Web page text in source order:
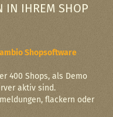
IN IHREM SHOP
Shopsoftware
400 Shops, als Demo
aktiv sind.
flackern oder